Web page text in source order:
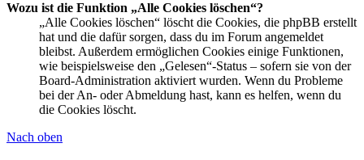
Wozu ist die Funktion „Alle Cookies löschen“?
„Alle Cookies löschen“ löscht die Cookies, die phpBB erstellt
hat und die dafür sorgen, dass du im Forum angemeldet
bleibst. Außerdem ermöglichen Cookies einige Funktionen,
wie beispielsweise den „Gelesen“-Status – sofern sie von der
Board-Administration aktiviert wurden. Wenn du Probleme
bei der An- oder Abmeldung hast, kann es helfen, wenn du
die Cookies löscht.
Nach oben